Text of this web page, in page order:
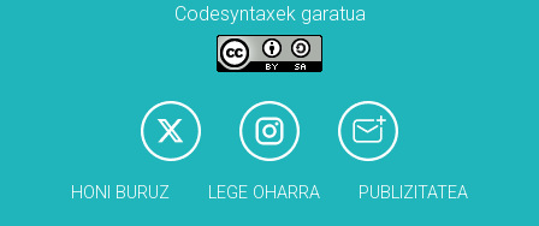
Codesyntaxek garatua
HONI BURUZ LEGE OHARRA PUBLIZITATEA